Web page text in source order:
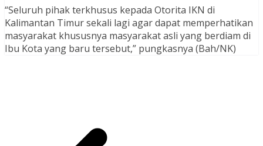
“Seluruh pihak terkhusus kepada Otorita IKN di
Kalimantan Timur sekali lagi agar dapat memperhatikan
masyarakat khususnya masyarakat asli yang berdiam di
Ibu Kota yang baru tersebut,” pungkasnya (Bah/NK)